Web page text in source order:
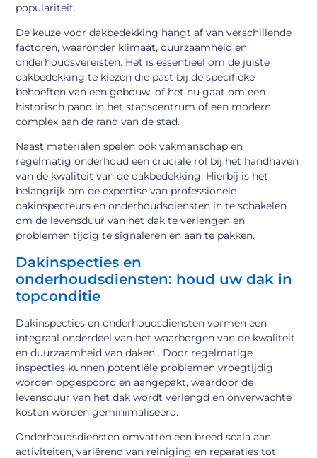
populariteit.
De keuze voor dakbedekking hangt af van verschillende
factoren, waaronder klimaat, duurzaamheid en
onderhoudsvereisten. Het is essentieel om de juiste
dakbedekking te kiezen die past bij de specifieke
behoeften van een gebouw, of het nu gaat om een
historisch pand in het stadscentrum of een modern
complex aan de rand van de stad.
Naast materialen spelen ook vakmanschap en
regelmatig onderhoud een cruciale rol bij het handhaven
van de kwaliteit van de dakbedekking. Hierbij is het
belangrijk om de expertise van professionele
dakinspecteurs en onderhoudsdiensten in te schakelen
om de levensduur van het dak te verlengen en
problemen tijdig te signaleren en aan te pakken.
Dakinspecties en
onderhoudsdiensten: houd uw dak in
topconditie
Dakinspecties en onderhoudsdiensten vormen een
integraal onderdeel van het waarborgen van de kwaliteit
en duurzaamheid van daken . Door regelmatige
inspecties kunnen potentiële problemen vroegtijdig
worden opgespoord en aangepakt, waardoor de
levensduur van het dak wordt verlengd en onverwachte
kosten worden geminimaliseerd.
Onderhoudsdiensten omvatten een breed scala aan
activiteiten, variërend van reiniging en reparaties tot